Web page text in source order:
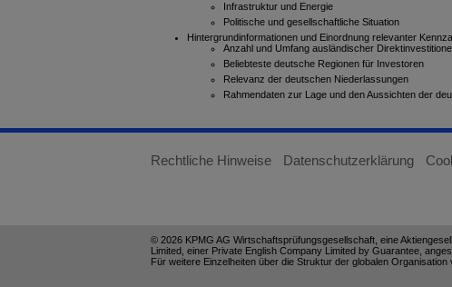
Infrastruktur und Energie
Politische und gesellschaftliche Situation
Hintergrundinformationen und Einordnung relevanter
Anzahl und Umfang ausländischer
Beliebteste deutsche Regionen für Investoren
Relevanz der deutschen Niederlassungen
Rahmendaten zur Lage und den Aussichten der
Rechtliche Hinweise Datenschutzerklärung
© 2026 KPMG AG Wirtschaftsprüfungsgesellschaft, eine
Limited, einer Private English Company Limited by Guarantee,
Für weitere Einzelheiten über die Struktur der globalen